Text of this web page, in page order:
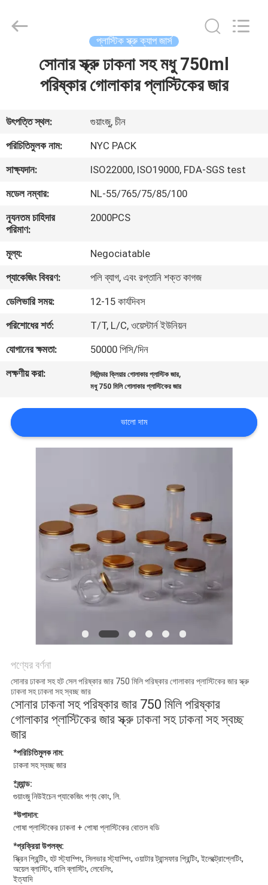
আমাদের
সম্পর্কে
কারখানা
ভ্রমণ
মান
নিয়ন্ত্রণ
যোগাযোগ
করুন
খবর
কেস
PRIVACY
POLICY
Co.,Ltd..
প্লাস্টিক স্ক্রু ক্যাপ জার্স
সোনার স্ক্রু ঢাকনা সহ মধু 750ml
পরিষ্কার গোলাকার প্লাস্টিকের জার
উৎপত্তি স্থল:
গুয়াংজু, চীন
পরিচিতিমুলক নাম:
NYC PACK
সাক্ষ্যদান:
ISO22000, ISO19000, FDA-SGS test
মডেল নম্বার:
NL-55/765/75/85/100
ন্যূনতম চাহিদার
পরিমাণ:
2000PCS
মূল্য:
Negociatable
প্যাকেজিং বিবরণ:
পলি ব্যাগ, এবং রপ্তানি শক্ত কাগজ
ডেলিভারি সময়:
12-15 কার্যদিবস
পরিশোধের শর্ত:
T/T, L/C, ওয়েস্টার্ন ইউনিয়ন
যোগানের ক্ষমতা:
50000 পিসি/দিন
লক্ষণীয় করা:
সিলিন্ডার ক্লিয়ার গোলাকার প্লাস্টিক জার,
মধু 750 মিলি গোলাকার প্লাস্টিকের জার
ভালো দাম
পণ্যের বর্ণনা
সোনার ঢাকনা সহ হট সেল পরিষ্কার জার 750 মিলি পরিষ্কার গোলাকার প্লাস্টিকের জার স্ক্রু
ঢাকনা সহ ঢাকনা সহ স্বচ্ছ জার
সোনার ঢাকনা সহ পরিষ্কার জার 750 মিলি পরিষ্কার
গোলাকার প্লাস্টিকের জার স্ক্রু ঢাকনা সহ ঢাকনা সহ স্বচ্ছ
জার
*পরিচিতিমুলক নাম:
ঢাকনা সহ স্বচ্ছ জার
*ব্র্যান্ড:
গুয়াংজু নিউইচেন প্যাকেজিং পণ্য কোং, লি.
*উপাদান:
পোষা প্লাস্টিকের ঢাকনা + পোষা প্লাস্টিকের বোতল বডি
*প্রক্রিয়া উপলব্ধ:
স্ক্রিন প্রিন্টিং, হট স্ট্যাম্পিং, সিলভার স্ট্যাম্পিং, ওয়াটার ট্রান্সফার প্রিন্টিং, ইলেক্ট্রোপ্লেটিং,
অয়েল ব্লাস্টিং, বালি ব্লাস্টিং, লেবেলিং,
ইত্যাদি